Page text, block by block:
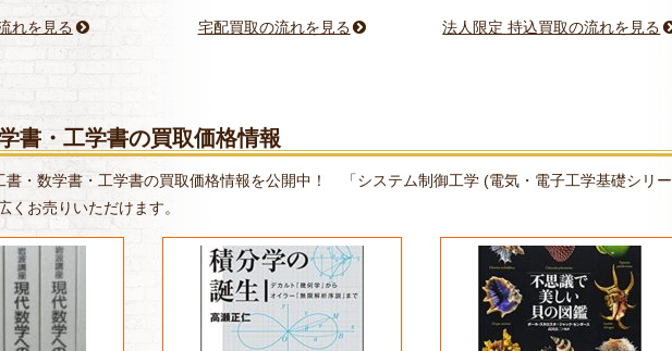
れを見る 宅配買取の流れを見る 法人限定 持込買取の流れを見る
書・工学書の買取価格情報
書・数学書・工学書の買取価格情報を公開中！ 「システム制御工学 (電気・電子工学基礎シリー
くお売りいただけます。